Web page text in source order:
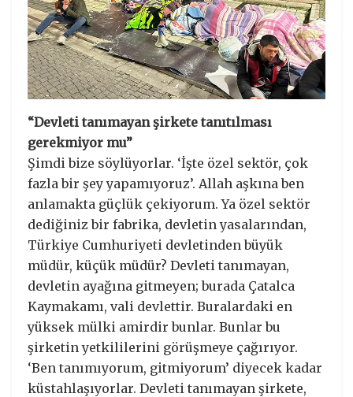
“Devleti tanımayan şirkete tanıtılması
gerekmiyor mu”
Şimdi bize söylüyorlar. ‘İşte özel sektör, çok
fazla bir şey yapamıyoruz’. Allah aşkına ben
anlamakta güçlük çekiyorum. Ya özel sektör
dediğiniz bir fabrika, devletin yasalarından,
Türkiye Cumhuriyeti devletinden büyük
müdür, küçük müdür? Devleti tanımayan,
devletin ayağına gitmeyen; burada Çatalca
Kaymakamı, vali devlettir. Buralardaki en
yüksek mülki amirdir bunlar. Bunlar bu
şirketin yetkililerini görüşmeye çağırıyor.
‘Ben tanımıyorum, gitmiyorum’ diyecek kadar
küstahlaşıyorlar. Devleti tanımayan şirkete,